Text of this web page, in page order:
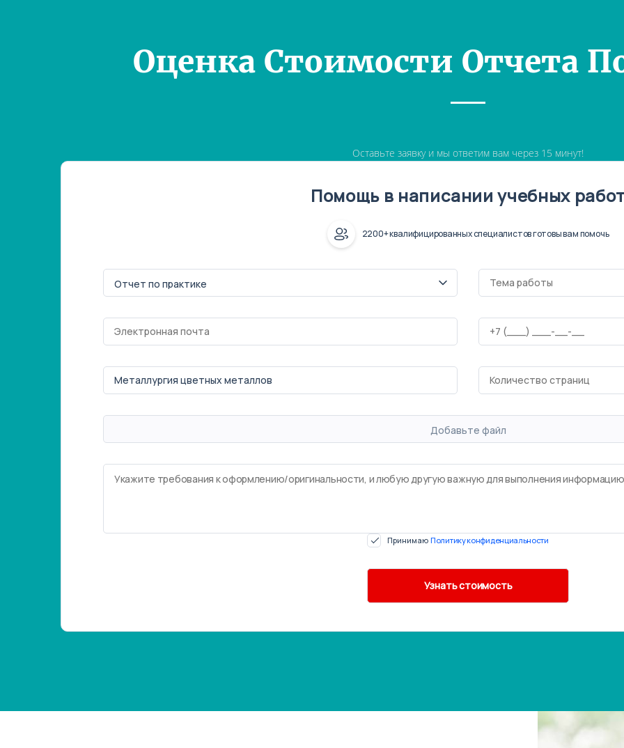
Оценка Стоимости Отчета
Оставьте заявку и мы ответим вам через 15 минут!
Помощь в написании учебных
2200+ квалифицированных специалистов готовы вам помочь
Добавьте файл
Принимаю Политику конфиденциальности